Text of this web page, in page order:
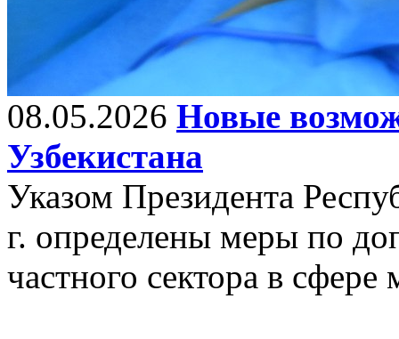
08.05.2026 Новые
Узбекистана
Указом Президента
г. определены меры по
частного сектора в